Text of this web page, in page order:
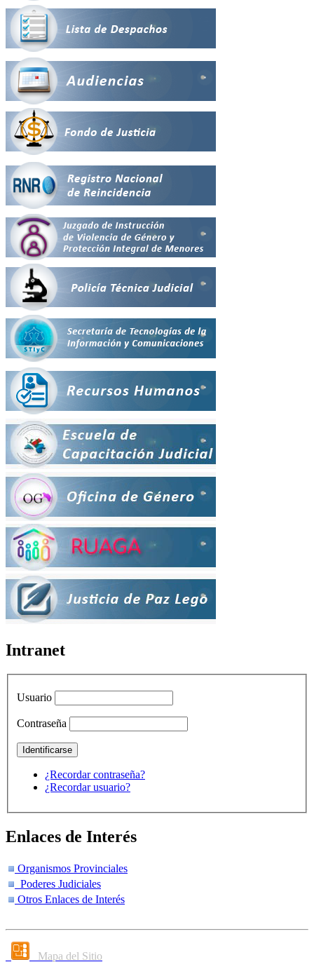
Intranet
Usuario
Contraseña
¿Recordar contraseña?
¿Recordar usuario?
Enlaces de Interés
Organismos Provinciales
Poderes Judiciales
Otros Enlaces de Interés
Mapa del Sitio